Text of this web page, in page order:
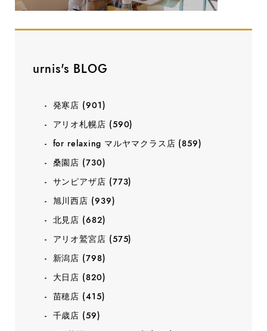
urnis's BLOG
発寒店 (901)
アリオ札幌店 (590)
for relaxing マルヤマクラス店 (859)
桑園店 (730)
サンピアザ店 (773)
旭川西店 (939)
北見店 (682)
アリオ鷲宮店 (575)
新潟店 (798)
大日店 (820)
苗穂店 (415)
千歳店 (59)